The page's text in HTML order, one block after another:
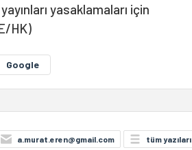
yasaklamaları için
HK)
Google
a.murat.eren@gmail.com tüm yazıları